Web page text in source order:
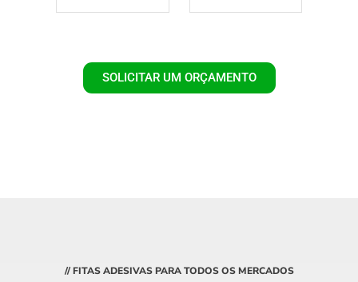
SOLICITAR UM ORÇAMENTO
// FITAS ADESIVAS PARA TODOS OS MERCADOS